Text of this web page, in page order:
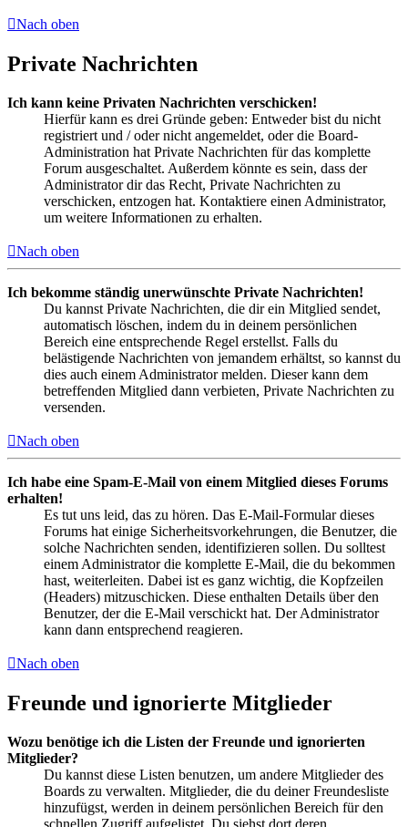
Nach oben
Private Nachrichten
Ich kann keine Privaten Nachrichten verschicken!
Hierfür kann es drei Gründe geben: Entweder bist du nicht
registriert und / oder nicht angemeldet, oder die Board-
Administration hat Private Nachrichten für das komplette
Forum ausgeschaltet. Außerdem könnte es sein, dass der
Administrator dir das Recht, Private Nachrichten zu
verschicken, entzogen hat. Kontaktiere einen Administrator,
um weitere Informationen zu erhalten.
Nach oben
Ich bekomme ständig unerwünschte Private Nachrichten!
Du kannst Private Nachrichten, die dir ein Mitglied sendet,
automatisch löschen, indem du in deinem persönlichen
Bereich eine entsprechende Regel erstellst. Falls du
belästigende Nachrichten von jemandem erhältst, so kannst du
dies auch einem Administrator melden. Dieser kann dem
betreffenden Mitglied dann verbieten, Private Nachrichten zu
versenden.
Nach oben
Ich habe eine Spam-E-Mail von einem Mitglied dieses Forums
erhalten!
Es tut uns leid, das zu hören. Das E-Mail-Formular dieses
Forums hat einige Sicherheitsvorkehrungen, die Benutzer, die
solche Nachrichten senden, identifizieren sollen. Du solltest
einem Administrator die komplette E-Mail, die du bekommen
hast, weiterleiten. Dabei ist es ganz wichtig, die Kopfzeilen
(Headers) mitzuschicken. Diese enthalten Details über den
Benutzer, der die E-Mail verschickt hat. Der Administrator
kann dann entsprechend reagieren.
Nach oben
Freunde und ignorierte Mitglieder
Wozu benötige ich die Listen der Freunde und ignorierten
Mitglieder?
Du kannst diese Listen benutzen, um andere Mitglieder des
Boards zu verwalten. Mitglieder, die du deiner Freundesliste
hinzufügst, werden in deinem persönlichen Bereich für den
schnellen Zugriff aufgelistet. Du siehst dort deren